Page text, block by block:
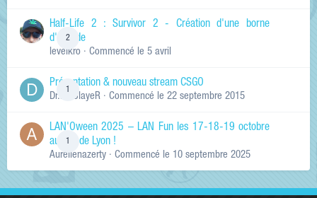
2
Half-Life 2 : Survivor 2 - Création d'une borne
d'arcade
levelkro · Commencé le 5 avril
Présentation & nouveau stream CSGO
Dr.KinSlayeR · Commencé le 22 septembre 2015
LAN'Oween 2025 – LAN Fun les 17-18-19 octobre
au sud de Lyon !
Aurelienazerty · Commencé le 10 septembre 2025